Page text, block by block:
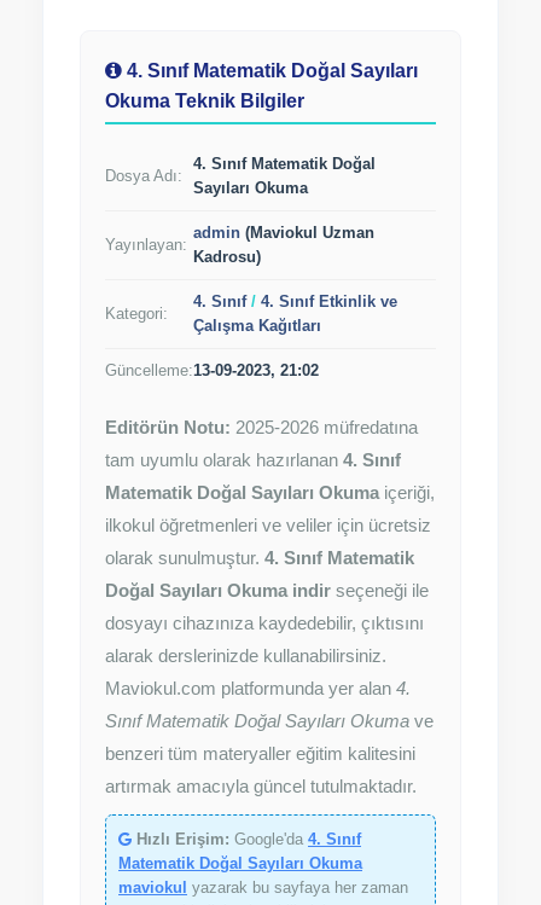
4. Sınıf Matematik Doğal Sayıları
Okuma Teknik Bilgiler
Dosya Adı:
4. Sınıf Matematik Doğal
Sayıları Okuma
Yayınlayan:
admin (Maviokul Uzman
Kadrosu)
Kategori:
4. Sınıf/ 4. Sınıf Etkinlik ve
Çalışma Kağıtları
Güncelleme:13-09-2023, 21:02
Editörün Notu: 2025-2026 müfredatına
tam uyumlu olarak hazırlanan 4. Sınıf
Matematik Doğal Sayıları Okuma içeriği,
ilkokul öğretmenleri ve veliler için ücretsiz
olarak sunulmuştur. 4. Sınıf Matematik
Doğal Sayıları Okuma indir seçeneği ile
dosyayı cihazınıza kaydedebilir, çıktısını
alarak derslerinizde kullanabilirsiniz.
Maviokul.com platformunda yer alan 4.
Sınıf Matematik Doğal Sayıları Okuma ve
benzeri tüm materyaller eğitim kalitesini
artırmak amacıyla güncel tutulmaktadır.
Hızlı Erişim: Google'da 4. Sınıf
Matematik Doğal Sayıları Okuma
maviokul yazarak bu sayfaya her zaman